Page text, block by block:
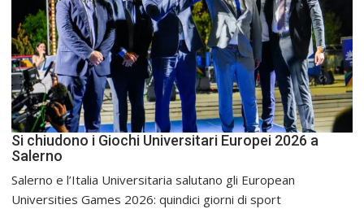
Si chiudono i Giochi Universitari Europei 2026 a
Salerno
Salerno e l’Italia Universitaria salutano gli European
Universities Games 2026: quindici giorni di sport